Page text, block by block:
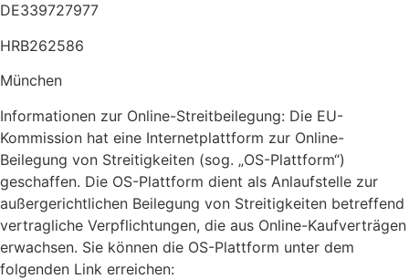
DE339727977
HRB262586
München
Informationen zur Online-Streitbeilegung: Die EU-
Kommission hat eine Internetplattform zur Online-
Beilegung von Streitigkeiten (sog. „OS-Plattform“)
geschaffen. Die OS-Plattform dient als Anlaufstelle zur
außergerichtlichen Beilegung von Streitigkeiten betreffend
vertragliche Verpflichtungen, die aus Online-Kaufverträgen
erwachsen. Sie können die OS-Plattform unter dem
folgenden Link erreichen: